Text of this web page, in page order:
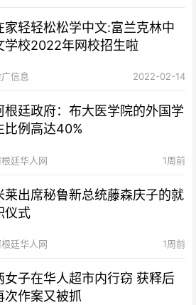
家轻轻松松学中文:富兰克林中
学校2022年网校招生啦
信息 2022-02-14
根廷政府：布大医学院的外国学
比例高达40%
根廷华人网 1周前
莱出席秘鲁新总统藤森庆子的就
仪式
根廷华人网 1周前
女子在华人超市内行窃 获释后
次作案又被抓